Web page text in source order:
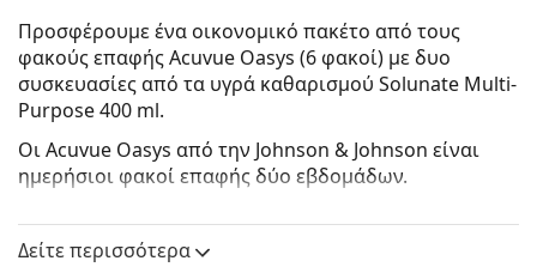
Προσφέρουμε ένα οικονομικό πακέτο από τους
φακούς επαφής Acuvue Oasys (6 φακοί) με δυο
συσκευασίες από τα υγρά καθαρισμού Solunate Multi-
Purpose 400 ml.
ΟιAcuvue Oasys από την Johnson & Johnson είναι
ημερήσιοι φακοί επαφής δύο εβδομάδων.
δημιουργήθηκαν για πολύ ευαίσθητα μάτια με 98%
Δείτε περισσότερα